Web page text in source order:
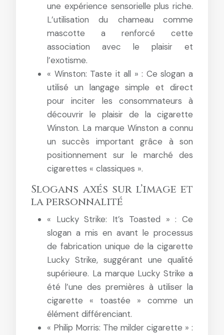
une expérience sensorielle plus riche.
L’utilisation du chameau comme
mascotte a renforcé cette
association avec le plaisir et
l’exotisme.
« Winston: Taste it all » : Ce slogan a
utilisé un langage simple et direct
pour inciter les consommateurs à
découvrir le plaisir de la cigarette
Winston. La marque Winston a connu
un succès important grâce à son
positionnement sur le marché des
cigarettes « classiques ».
Slogans axés sur l’image et
la personnalité
« Lucky Strike: It’s Toasted » : Ce
slogan a mis en avant le processus
de fabrication unique de la cigarette
Lucky Strike, suggérant une qualité
supérieure. La marque Lucky Strike a
été l’une des premières à utiliser la
cigarette « toastée » comme un
élément différenciant.
« Philip Morris: The milder cigarette » :